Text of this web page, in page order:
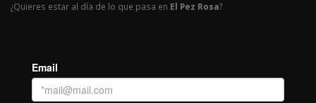
¿Quieres estar al día de lo que pasa en El Pez Rosa?